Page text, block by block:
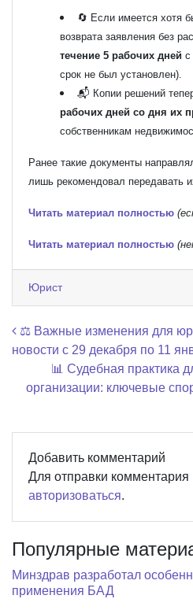
🔄 Если имеется хотя
возврата заявления без
течение 5 рабочих дней с
срок не был установлен).
📬 Копии решений
рабочих дней со дня их
собственникам
Ранее такие документы
лишь рекомендовал передавать
Читать материал полностью
Читать материал полностью
Юрист
Навигация по
⚖️ Важные изменения для
новости с 29 декабря по 11
📊 Судебная практика
организации: ключевые
Добавить комментарий
Для отправки
авторизоваться.
Популярные
Минздрав разработал
применения БАД